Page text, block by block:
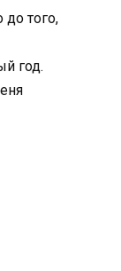
до того,
год.